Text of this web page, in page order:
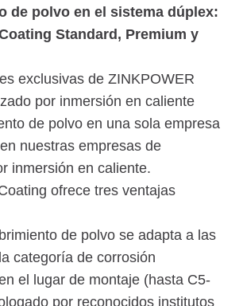
de polvo en el sistema dúplex:
Standard, Premium y
exclusivas de ZINKPOWER
por inmersión en caliente
de polvo en una sola empresa
nuestras empresas de
inmersión en caliente.
ofrece tres ventajas
de polvo se adapta a las
categoría de corrosión
el lugar de montaje (hasta C5-
por reconocidos institutos